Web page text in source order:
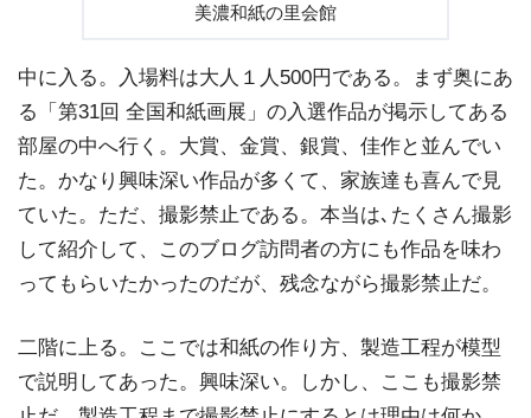
美濃和紙の里会館
中に入る。入場料は大人１人500円である。まず奥にあ
る「第31回 全国和紙画展」の入選作品が掲示してある
部屋の中へ行く。大賞、金賞、銀賞、佳作と並んでい
た。かなり興味深い作品が多くて、家族達も喜んで見
ていた。ただ、撮影禁止である。本当は､たくさん撮影
して紹介して、このブログ訪問者の方にも作品を味わ
ってもらいたかったのだが、残念ながら撮影禁止だ。
二階に上る。ここでは和紙の作り方、製造工程が模型
で説明してあった。興味深い。しかし、ここも撮影禁